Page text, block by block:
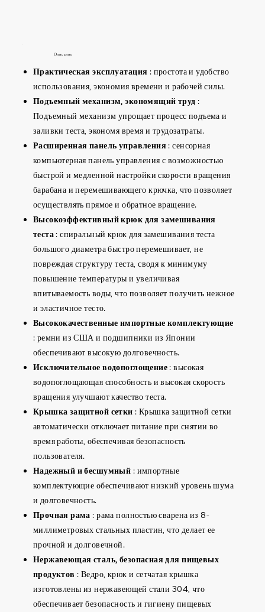
Практическая эксплуатация : простота и удобство
использования, экономия времени и рабочей силы.
Подъемный механизм, экономящий труд :
Подъемный механизм упрощает процесс подъема и
заливки теста, экономя время и трудозатраты.
Расширенная панель управления : сенсорная
компьютерная панель управления с возможностью
быстрой и медленной настройки скорости вращения
барабана и перемешивающего крючка, что позволяет
осуществлять прямое и обратное вращение.
Высокоэффективный крюк для замешивания
теста: спиральный крюк для замешивания теста
большого диаметра быстро перемешивает, не
повреждая структуру теста, сводя к минимуму
повышение температуры и увеличивая
впитываемость воды, что позволяет получить нежное
и эластичное тесто.
Высококачественные импортные комплектующие
: ремни из США и подшипники из Японии
обеспечивают высокую долговечность.
Исключительное водопоглощение : высокая
водопоглощающая способность и высокая скорость
вращения улучшают качество теста.
Крышка защитной сетки : Крышка защитной сетки
автоматически отключает питание при снятии во
время работы, обеспечивая безопасность
пользователя.
Надежный и бесшумный : импортные
комплектующие обеспечивают низкий уровень шума
и долговечность.
Прочная рама : рама полностью сварена из 8-
миллиметровых стальных пластин, что делает ее
прочной и долговечной.
Нержавеющая сталь, безопасная для пищевых
продуктов : Ведро, крюк и сетчатая крышка
изготовлены из нержавеющей стали 304, что
обеспечивает безопасность и гигиену пищевых
Описание